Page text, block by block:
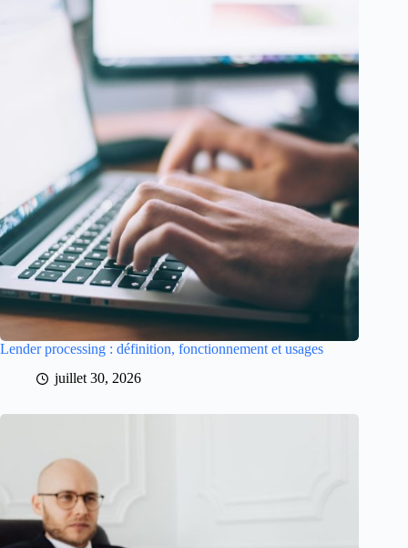
Lender processing : définition, fonctionnement et usages
juillet 30, 2026